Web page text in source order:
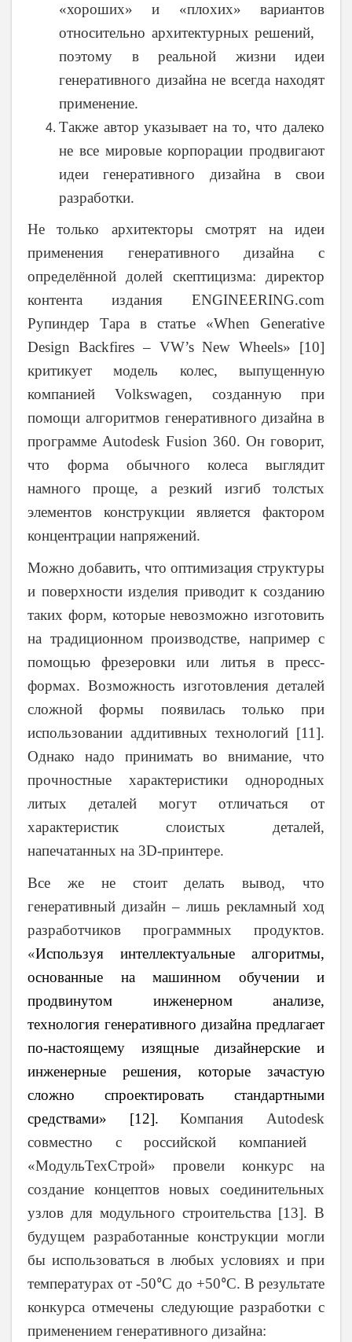
«хороших» и «плохих» вариантов
относительно архитектурных решений,
поэтому в реальной жизни идеи
генеративного дизайна не всегда находят
применение.
Также автор указывает на то, что далеко
не все мировые корпорации продвигают
идеи генеративного дизайна в свои
разработки.
Не только архитекторы смотрят на идеи
применения генеративного дизайна с
определённой долей скептицизма: директор
контента издания ENGINEERING.com
Рупиндер Тара в статье «When Generative
Design Backfires – VW’s New Wheels» [10]
критикует модель колес, выпущенную
компанией Volkswagen, созданную при
помощи алгоритмов генеративного дизайна в
программе Autodesk Fusion 360. Он говорит,
что форма обычного колеса выглядит
намного проще, а резкий изгиб толстых
элементов конструкции является фактором
концентрации напряжений.
Можно добавить, что оптимизация структуры
и поверхности изделия приводит к созданию
таких форм, которые невозможно изготовить
на традиционном производстве, например с
помощью фрезеровки или литья в пресс-
формах. Возможность изготовления деталей
сложной формы появилась только при
использовании аддитивных технологий [11].
Однако надо принимать во внимание, что
прочностные характеристики однородных
литых деталей могут отличаться от
характеристик слоистых деталей,
напечатанных на 3D-принтере.
Все же не стоит делать вывод, что
генеративный дизайн – лишь рекламный ход
разработчиков программных продуктов.
«Используя интеллектуальные алгоритмы,
основанные на машинном обучении и
продвинутом инженерном анализе,
технология генеративного дизайна предлагает
по-настоящему изящные дизайнерские и
инженерные решения, которые зачастую
сложно спроектировать стандартными
средствами» [12].
Компания Autodesk
совместно с российской компанией
«МодульТехСтрой» провели конкурс на
создание концептов новых соединительных
узлов для модульного строительства [13]. В
будущем разработанные конструкции могли
бы использоваться в любых условиях и при
температурах от -50⁰С до +50⁰С. В результате
конкурса отмечены следующие разработки с
применением генеративного дизайна: